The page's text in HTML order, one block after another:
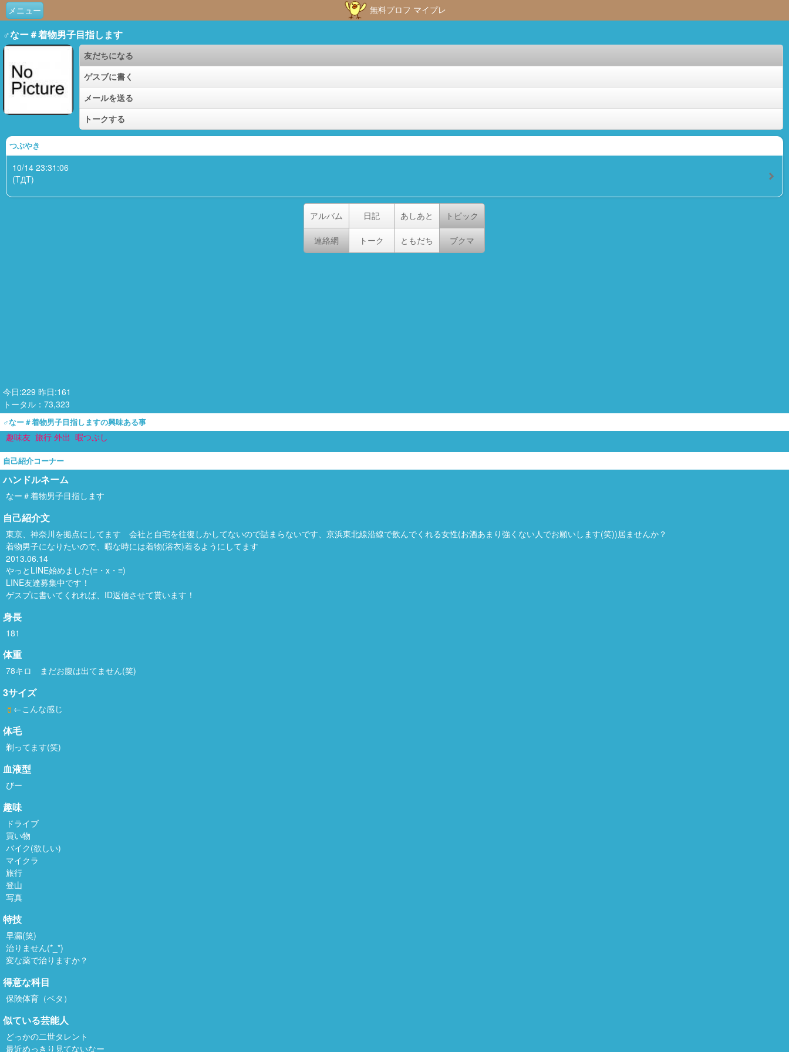
メニュー 無料プロフ マイプレ
♂なー＃着物男子目指します
友だちになる
ゲスブに書く
メールを送る
トークする
つぶやき
10/14 23:31:06
(TДT)
アルバム 日記 あしあと トピック
連絡網 トーク ともだち ブクマ
今日:229 昨日:161
トータル：73,323
♂なー＃着物男子目指しますの興味ある事
趣味友 旅行 外出 暇つぶし
自己紹介コーナー
ハンドルネーム
なー＃着物男子目指します
自己紹介文
東京、神奈川を拠点にしてます 会社と自宅を往復しかしてないので詰まらないです、京浜東北線沿線で飲んでくれる女性(お酒あまり強くない人でお願いします(笑))居ませんか？
着物男子になりたいので、暇な時には着物(浴衣)着るようにしてます
2013.06.14
やっとLINE始めました(≡・x・≡)
LINE友達募集中です！
ゲスプに書いてくれれば、ID返信させて貰います！
身長
181
体重
78キロ まだお腹は出てません(笑)
3サイズ
←こんな感じ
体毛
剃ってます(笑)
血液型
びー
趣味
ドライブ
買い物
バイク(欲しい)
マイクラ
旅行
登山
写真
特技
早漏(笑)
治りません(*_*)
変な薬で治りますか？
得意な科目
保険体育（ベタ）
似ている芸能人
どっかの二世タレント
最近めっきり見てないなー